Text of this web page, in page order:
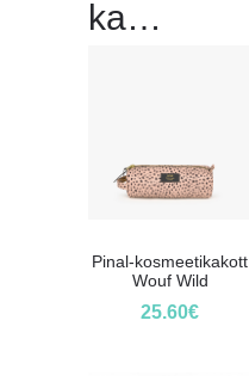
ka…
Pinal-kosmeetikakott
Wouf Wild
25.60€